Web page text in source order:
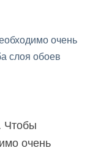
Чтобы
очень